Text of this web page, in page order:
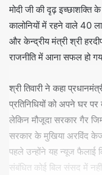
मोदी जी की दृढ़
कालोनियों में रहने वाले 40
और केन्द्रीय मंत्री श्री
राजनीति में आना सफल हो
श्री तिवारी ने कहा
प्रतिनिधियों को अपने घर
लेकिन मौजूदा सरकार गैर
सरकार के मुखिया अरविंद
पहले उन्होंने यह न्यूज फैलाई
संबंधित कोई बिल संसद में